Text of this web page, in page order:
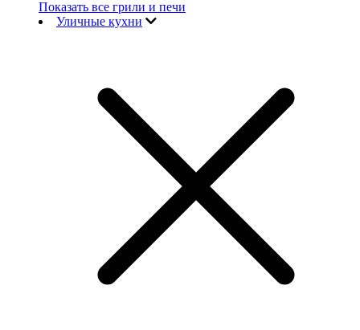
Показать все грили и печи
Уличные кухни